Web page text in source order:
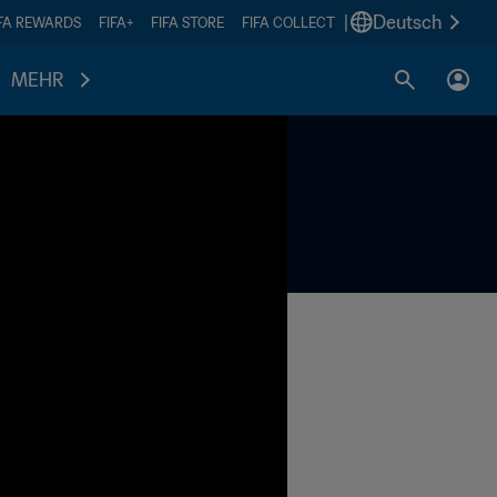
REWARDS FIFA+ FIFA STORE FIFA COLLECT Deutsch
MEHR